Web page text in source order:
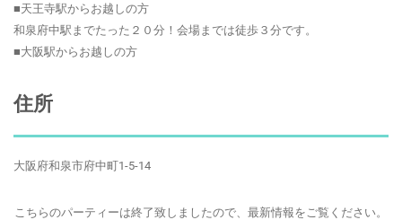
■天王寺駅からお越しの方
和泉府中駅までたった２０分！会場までは徒歩３分です。
■大阪駅からお越しの方
住所
大阪府和泉市府中町1-5-14
こちらのパーティーは終了致しましたので、最新情報をご覧ください。